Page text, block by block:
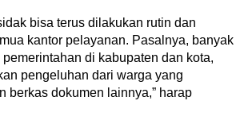
bisa terus dilakukan rutin dan
kantor pelayanan. Pasalnya, banyak
di kabupaten dan kota,
pengeluhan dari warga yang
berkas dokumen lainnya,” harap